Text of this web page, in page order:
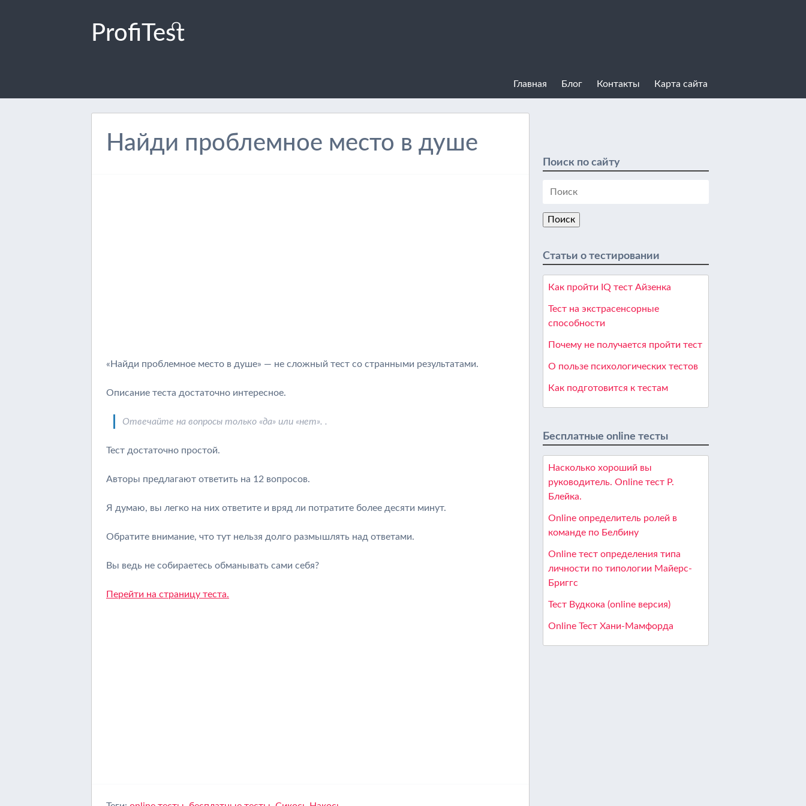
ProfiTest
Карта сайта
Контакты
Блог
Главная
Найди проблемное место в душе
«Найди проблемное место в душе» — не сложный тест со странными результатами.
Описание теста достаточно интересное.
Отвечайте на вопросы только «да» или «нет». .
Тест достаточно простой.
Авторы предлагают ответить на 12 вопросов.
Я думаю, вы легко на них ответите и вряд ли потратите более десяти минут.
Обратите внимание, что тут нельзя долго размышлять над ответами.
Вы ведь не собираетесь обманывать сами себя?
Перейти на страницу теста.
Поиск по сайту
Статьи о тестировании
Как пройти IQ тест Айзенка
Тест на экстрасенсорные
способности
Почему не получается пройти тест
О пользе психологических тестов
Как подготовится к тестам
Бесплатные online тесты
Насколько хороший вы
руководитель. Online тест Р.
Блейка.
Online определитель ролей в
команде по Белбину
Online тест определения типа
личности по типологии Майерс-
Бриггс
Тест Вудкока (online версия)
Online Тест Хани-Мамфорда